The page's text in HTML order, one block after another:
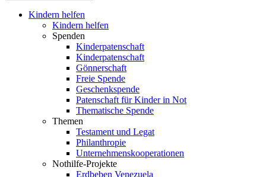
Kindern helfen
Kindern helfen
Spenden
Kinderpatenschaft
Kinderpatenschaft
Gönnerschaft
Freie Spende
Geschenkspende
Patenschaft für Kinder in Not
Thematische Spende
Themen
Testament und Legat
Philanthropie
Unternehmenskooperationen
Nothilfe-Projekte
Erdbeben Venezuela